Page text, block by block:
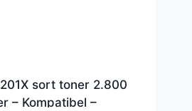
sort toner 2.800
– Kompatibel –